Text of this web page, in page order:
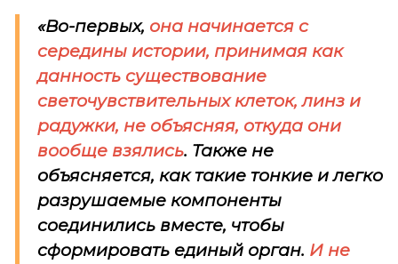
«Во-первых, она начинается с
середины истории, принимая как
данность существование
светочувствительных клеток, линз и
радужки, не объясняя, откуда они
вообще взялись. Также не
объясняется, как такие тонкие и легко
разрушаемые компоненты
соединились вместе, чтобы
сформировать единый орган. И не